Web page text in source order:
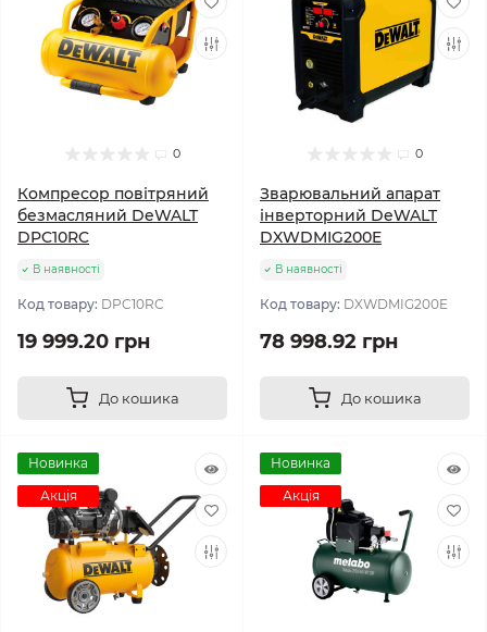
0
Компресор повітряний
безмасляний DeWALT
DPC10RC
В наявності
Код товару: DPC10RC
19 999.20 грн
До кошика
0
Зварювальний апарат
інверторний DeWALT
DXWDMIG200E
В наявності
Код товару: DXWDMIG200E
78 998.92 грн
До кошика
Новинка
Акція
Новинка
Акція